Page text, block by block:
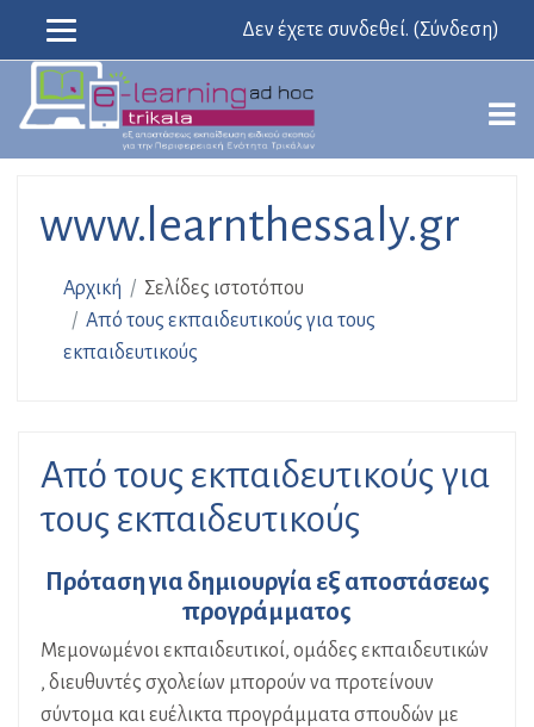
Μετάβαση
στο
Δεν έχετε συνδεθεί. (Σύνδεση)
www.learnthessaly.gr
Αρχική
Σελίδες ιστοτόπου
Από τους εκπαιδευτικούς για τους
εκπαιδευτικούς
Από τους εκπαιδευτικούς για
τους εκπαιδευτικούς
Πρόταση για δημιουργία εξ αποστάσεως
προγράμματος
Μεμονωμένοι εκπαιδευτικοί, ομάδες εκπαιδευτικών
, διευθυντές σχολείων μπορούν να προτείνουν
σύντομα και ευέλικτα προγράμματα σπουδών με